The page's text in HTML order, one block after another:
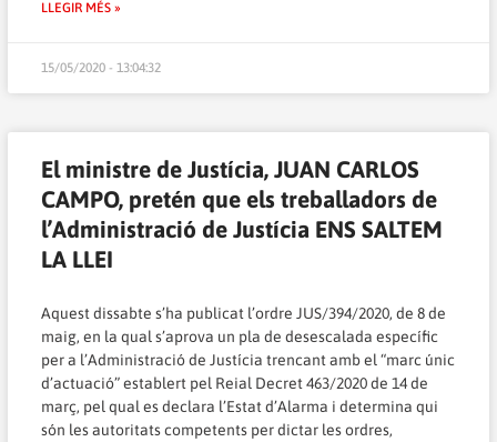
LLEGIR MÉS »
15/05/2020 - 13:04:32
El ministre de Justícia, JUAN CARLOS
CAMPO, pretén que els treballadors de
l’Administració de Justícia ENS SALTEM
LA LLEI
Aquest dissabte s’ha publicat l’ordre JUS/394/2020, de 8 de
maig, en la qual s’aprova un pla de desescalada específic
per a l’Administració de Justícia trencant amb el “marc únic
d’actuació” establert pel Reial Decret 463/2020 de 14 de
març, pel qual es declara l’Estat d’Alarma i determina qui
són les autoritats competents per dictar les ordres,